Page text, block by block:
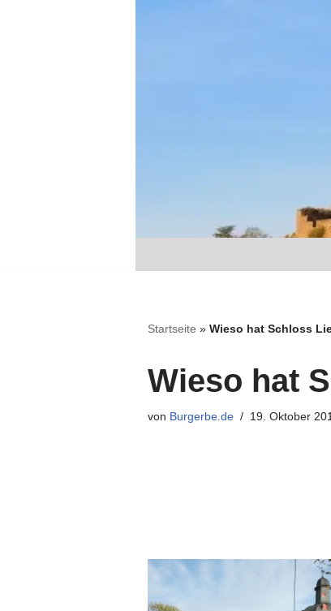
Startseite » Wieso hat Schloss
Wieso hat
von Burgerbe.de 19. Oktober